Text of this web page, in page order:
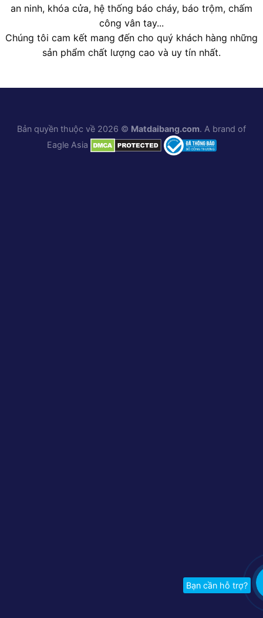
an ninh, khóa cửa, hệ thống báo cháy, báo trộm, chấm
công vân tay...
Chúng tôi cam kết mang đến cho quý khách hàng những
sản phẩm chất lượng cao và uy tín nhất.
Bạn cần hỗ trợ?
Bản quyền thuộc về 2026 © Matdaibang.com. A brand of
Eagle Asia